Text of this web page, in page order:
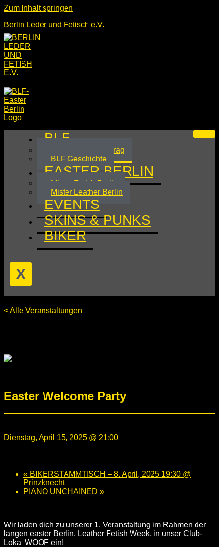
Zum Inhalt springen
Berlin Leder und Fetisch e.V.
BLF
Mitgliedschaftsantrag
BLF Geschichte
EASTER BERLIN
Mister Fetish Berlin
Mister Leather Berlin
EVENTS
SKINS & PUNKS
BIKER
X
< Alle Veranstaltungen
Easter Welcome Party
Dienstag, April 15, 2025 @ 21:00
« BIKERSTAMMTISCH – 8. April, 2025 19:30 @
Prinzknecht
PIANO UNCHAINED »
Wir laden dich zu unserer 1. Veranstaltung im Rahmen der
langen easter Berlin, Leather Fetish Week, in unser Club-
Lokal WOOF ein!